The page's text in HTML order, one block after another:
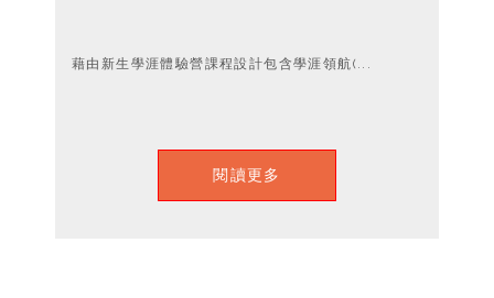
藉由新生學涯體驗營課程設計包含學涯領航(...
閱讀更多